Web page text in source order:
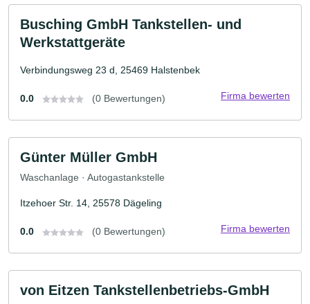
Busching GmbH Tankstellen- und
Werkstattgeräte
Verbindungsweg 23 d, 25469 Halstenbek
0.0 (0 Bewertungen) Firma bewerten
Günter Müller GmbH
Waschanlage · Autogastankstelle
Itzehoer Str. 14, 25578 Dägeling
0.0 (0 Bewertungen) Firma bewerten
von Eitzen Tankstellenbetriebs-GmbH